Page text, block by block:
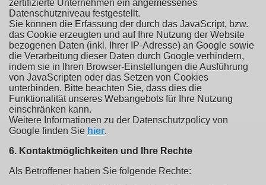
zertifizierte Unternehmen ein angemessenes
Datenschutzniveau festgestellt.
Sie können die Erfassung der durch das JavaScript, bzw.
das Cookie erzeugten und auf Ihre Nutzung der Website
bezogenen Daten (inkl. Ihrer IP-Adresse) an Google sowie
die Verarbeitung dieser Daten durch Google verhindern,
indem sie in Ihren Browser-Einstellungen die Ausführung
von JavaScripten oder das Setzen von Cookies
unterbinden. Bitte beachten Sie, dass dies die
Funktionalität unseres Webangebots für Ihre Nutzung
einschränken kann.
Weitere Informationen zu der Datenschutzpolicy von
Google finden Sie hier.
6. Kontaktmöglichkeiten und Ihre Rechte
Als Betroffener haben Sie folgende Rechte: